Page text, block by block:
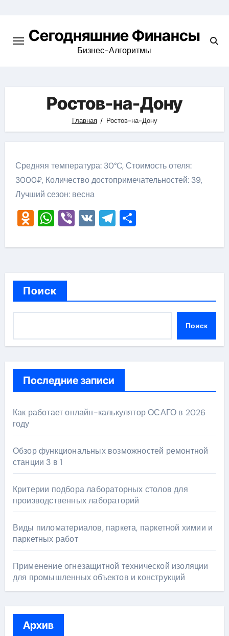
содержимомуСегодняшние Финансы
Бизнес-Алгоритмы
Ростов-на-Дону
Главная Ростов-на-Дону
Средняя температура: 30°C, Стоимость отеля:
3000₽, Количество достопримечательностей: 39,
Лучший сезон: весна
Odnoklassniki
WhatsApp
Viber
VKTelegram
Отправить
Поиск
Поиск
Последние записи
Как работает онлайн-калькулятор ОСАГО в 2026
году
Обзор функциональных возможностей ремонтной
станции 3 в 1
Критерии подбора лабораторных столов для
производственных лабораторий
Виды пиломатериалов, паркета, паркетной химии и
паркетных работ
Применение огнезащитной технической изоляции
для промышленных объектов и конструкций
Архив